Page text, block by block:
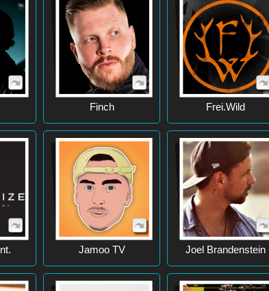
Finch Frei.Wild
Jamoo TV Joel Brandenstein